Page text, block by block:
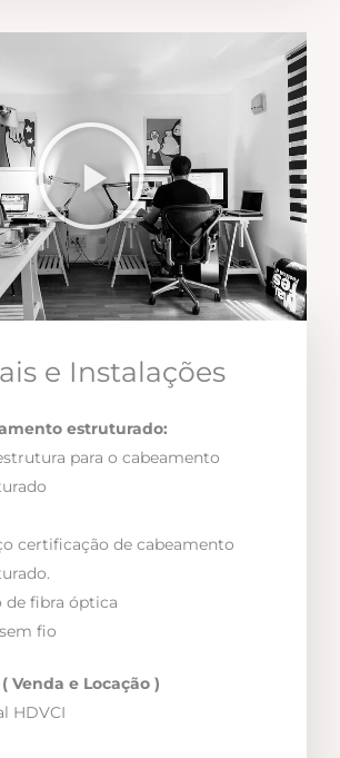
e Instalações
estruturado:
para o cabeamento
certificação de cabeamento
de fibra óptica
fio
( Venda e Locação )
HDVCI